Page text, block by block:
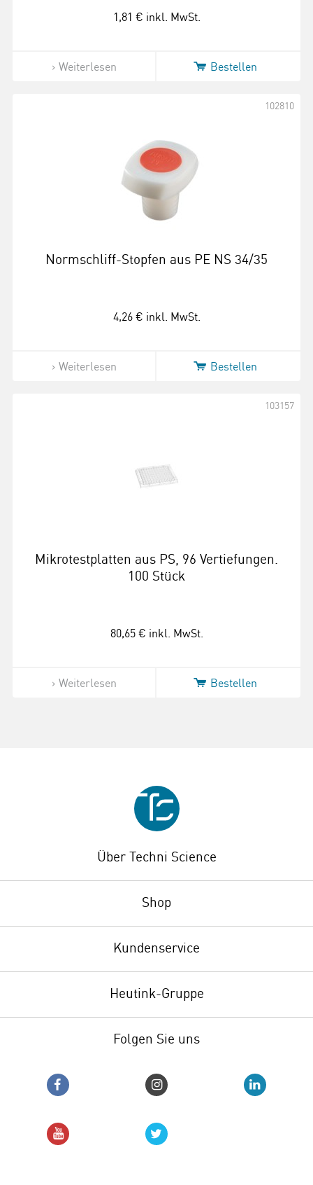
1,81 € inkl. MwSt.
Weiterlesen Bestellen
Normschliff-Stopfen aus PE NS 34/35
102810
4,26 € inkl. MwSt.
Weiterlesen Bestellen
Mikrotestplatten aus PS, 96 Vertiefungen.
100 Stück
103157
80,65 € inkl. MwSt.
Weiterlesen Bestellen
Über Techni Science
Shop
Kundenservice
Heutink-Gruppe
Folgen Sie uns